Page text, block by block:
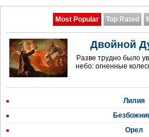
Most Popular Top Rated
Двойной
Разве трудно было
небо: огненные
Лилия
Орел